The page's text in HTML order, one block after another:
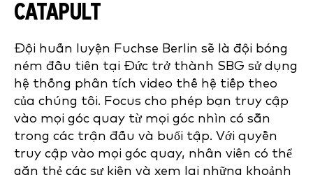
CATAPULT
Đội huấn luyện Fuchse Berlin sẽ là đội bóng
ném đầu tiên tại Đức trở thành SBG sử dụng
hệ thống phân tích video thế hệ tiếp theo
của chúng tôi. Focus cho phép bạn truy cập
vào mọi góc quay từ mọi góc nhìn có sẵn
trong các trận đấu và buổi tập. Với quyền
truy cập vào mọi góc quay, nhân viên có thể
gắn thẻ các sự kiện và xem lại những khoảnh